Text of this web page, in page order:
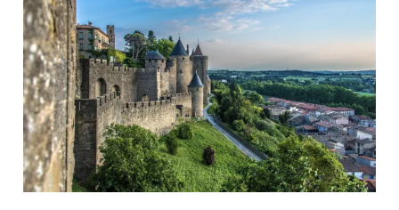
Sur
les
sentiers
du
Temps
–
Voyage
à
vélo
au